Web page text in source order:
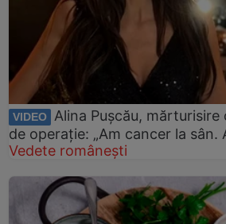
VIDEO
Alina Pușcău,
de operație: „Am cancer la
Vedete românești